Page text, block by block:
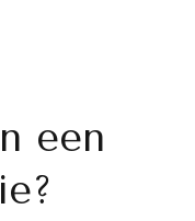
een